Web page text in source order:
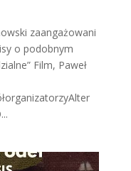
zaangażowani
o podobnym
Film, Paweł